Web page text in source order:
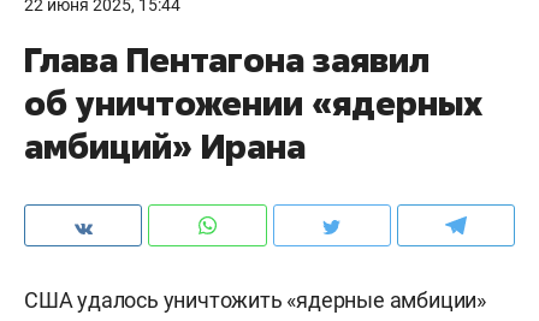
22 июня 2025, 15:44
Глава Пентагона заявил
об уничтожении «ядерных
амбиций» Ирана
США удалось уничтожить «ядерные амбиции»